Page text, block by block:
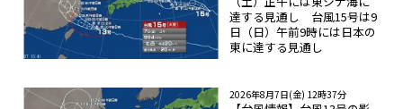
達する見通し 台風15号は9
日（日）午前9時には日本の
東に達する見通し
2026年8月7日(金) 12時37分